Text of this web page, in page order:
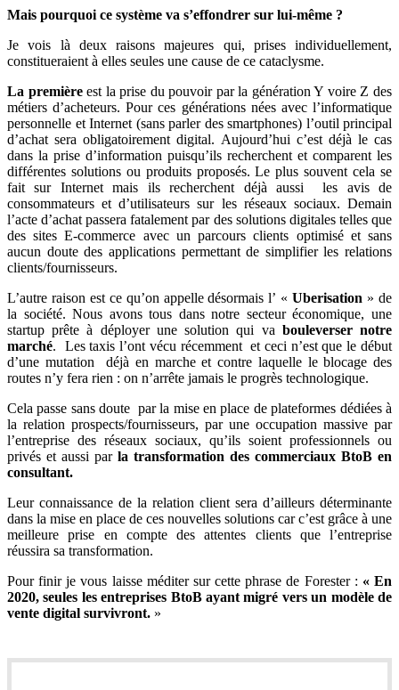
Mais pourquoi ce système va s’effondrer sur lui-même ?
Je vois là deux raisons majeures qui, prises individuellement,
constitueraient à elles seules une cause de ce cataclysme.
La premièreest la prise du pouvoir par la génération Y voire Z des
métiers d’acheteurs. Pour ces générations nées avec l’informatique
personnelle et Internet (sans parler des smartphones) l’outil principal
d’achat sera obligatoirement digital. Aujourd’hui c’est déjà le cas
dans la prise d’information puisqu’ils recherchent et comparent les
différentes solutions ou produits proposés. Le plus souvent cela se
fait sur Internet mais ils recherchent déjà aussi les avis de
consommateurs et d’utilisateurs sur les réseaux sociaux. Demain
l’acte d’achat passera fatalement par des solutions digitales telles que
des sites E-commerce avec un parcours clients optimisé et sans
aucun doute des applications permettant de simplifier les relations
clients/fournisseurs.
L’autre raison est ce qu’on appelle désormais l’ «Uberisation » de
la société. Nous avons tous dans notre secteur économique, une
startup prête à déployer une solution qui va bouleverser notre
marché. Les taxis l’ont vécu récemment et ceci n’est que le début
d’une mutation déjà en marche et contre laquelle le blocage des
routes n’y fera rien : on n’arrête jamais le progrès technologique.
Cela passe sans doute par la mise en place de plateformes dédiées à
la relation prospects/fournisseurs, par une occupation massive par
l’entreprise des réseaux sociaux, qu’ils soient professionnels ou
privés et aussi par la transformation des commerciaux BtoB en
consultant.
Leur connaissance de la relation client sera d’ailleurs déterminante
dans la mise en place de ces nouvelles solutions car c’est grâce à une
meilleure prise en compte des attentes clients que l’entreprise
réussira sa transformation.
Pour finir je vous laisse méditer sur cette phrase de Forester : « En
2020, seules les entreprises BtoB ayant migré vers un modèle de
vente digital survivront. »